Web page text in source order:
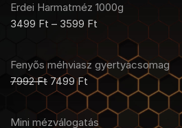
Erdei Harmatméz 1000g
3499 Ft – 3599 Ft
Fenyős méhviasz gyertyacsomag
7992Ft 7499Ft
Mini mézválogatás